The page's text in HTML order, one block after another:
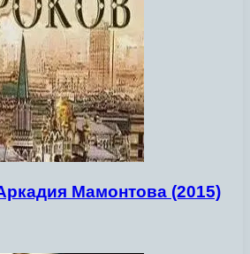
Мамонтова (2015)